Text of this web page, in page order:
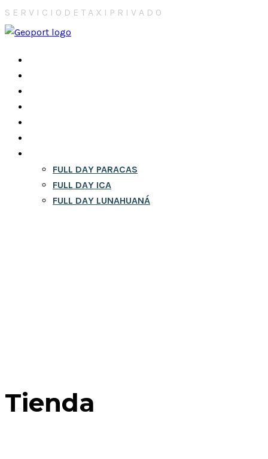
S E R V I C I O D E T A X I P R I V A D O
FULL DAY PARACAS
FULL DAY ICA
FULL DAY LUNAHUANÁ
Tienda